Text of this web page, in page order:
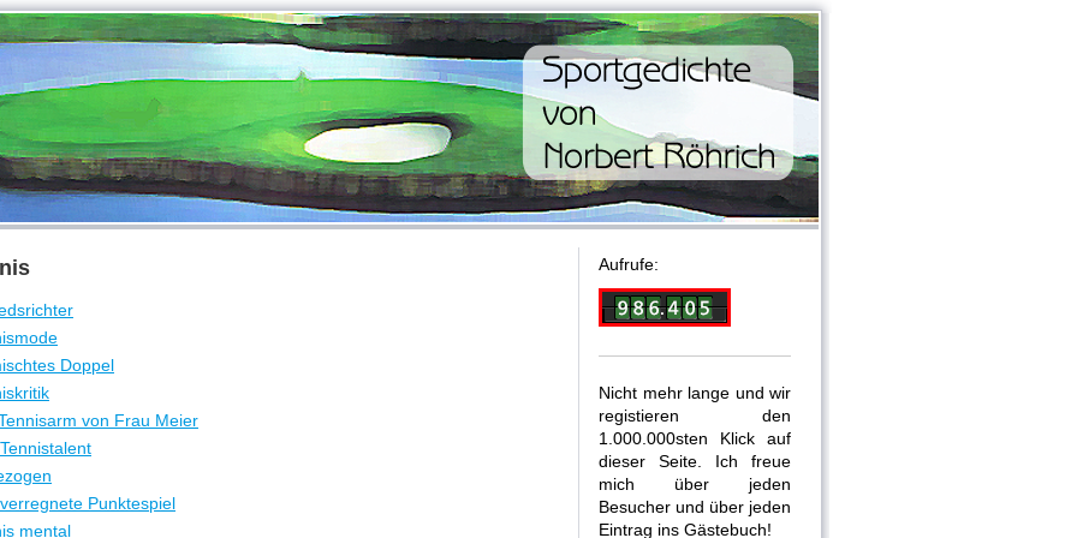
Doppel
von Frau Meier
Punktespiel
mental
Aufrufe:
Nicht mehr lange und wir
registieren den
1.000.000sten Klick auf
dieser Seite. Ich freue
mich über jeden
Besucher und über jeden
Eintrag ins Gästebuch!